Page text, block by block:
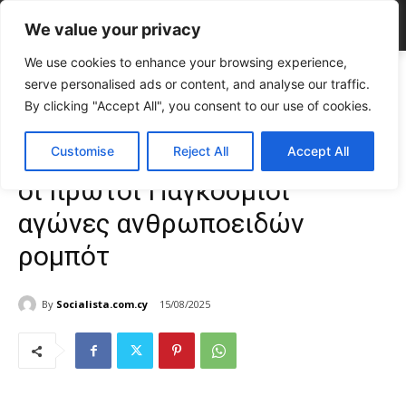
We value your privacy
We use cookies to enhance your browsing experience,
serve personalised ads or content, and analyse our traffic.
By clicking "Accept All", you consent to our use of cookies.
Customise Reject All Accept All
Home VIRAL NEWS
Βίντεο: Ξεκίνησαν στην Κίνα οι πρώτοι
Παγκόσμιοι αγώνες ανθρωποειδών ρομπότ
Βίντεο: Ξεκίνησαν στην Κίνα
οι πρώτοι Παγκόσμιοι
αγώνες ανθρωποειδών
ρομπότ
By Socialista.com.cy 15/08/2025